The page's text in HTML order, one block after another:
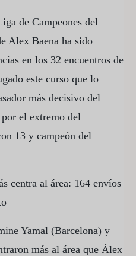
de Campeones del
Alex Baena ha sido
en los 32 encuentros de
este curso que lo
más decisivo del
el extremo del
13 y campeón del
centra al área: 164 envíos
Yamal (Barcelona) y
más al área que Álex